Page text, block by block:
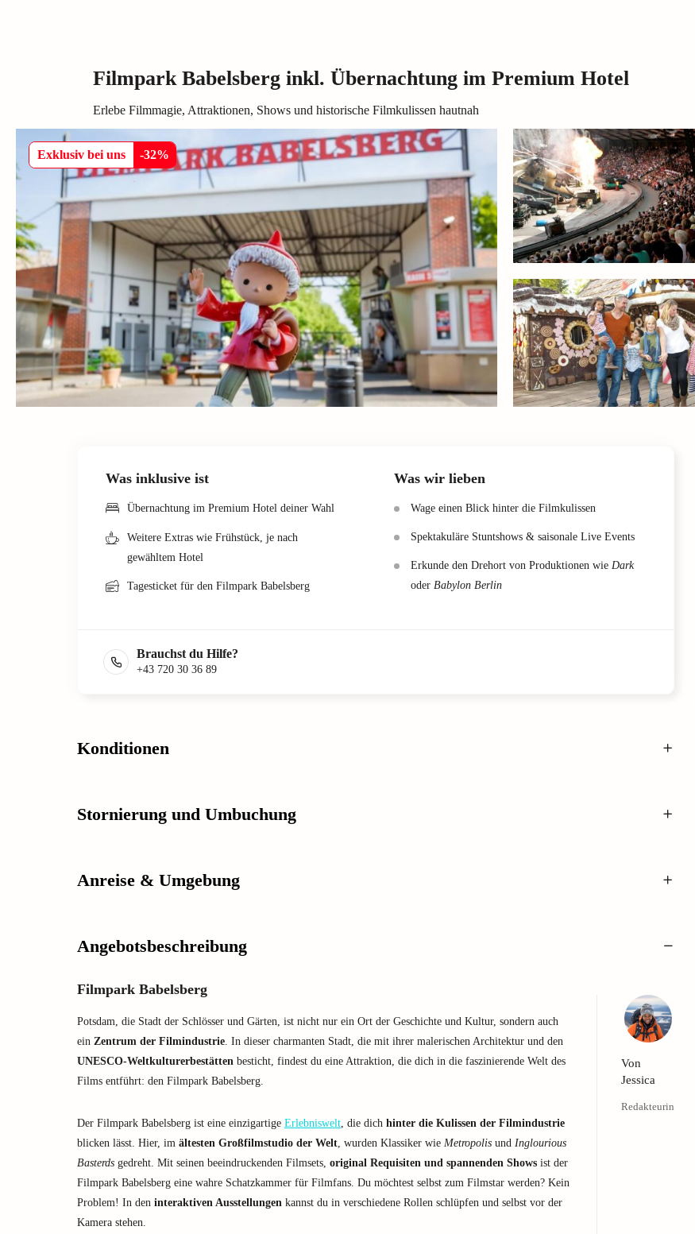
Filmpark Babelsberg inkl. Übernachtung im Premium Hotel
Erlebe Filmmagie, Attraktionen, Shows und historische Filmkulissen hautnah
Exklusiv bei uns -32%
Was inklusive ist
Übernachtung im Premium Hotel deiner Wahl
Weitere Extras wie Frühstück, je nach
gewähltem Hotel
Tagesticket für den Filmpark Babelsberg
Was wir lieben
Wage einen Blick hinter die Filmkulissen
Spektakuläre Stuntshows & saisonale Live Events
Erkunde den Drehort von Produktionen wie Dark
oder Babylon Berlin
Brauchst du Hilfe?
+43 720 30 36 89
Konditionen
Stornierung und Umbuchung
Anreise & Umgebung
Angebotsbeschreibung
Filmpark Babelsberg
Potsdam, die Stadt der Schlösser und Gärten, ist nicht nur ein Ort der Geschichte und Kultur, sondern auch
ein Zentrum der Filmindustrie. In dieser charmanten Stadt, die mit ihrer malerischen Architektur und den
UNESCO-Weltkulturerbestätten besticht, findest du eine Attraktion, die dich in die faszinierende Welt des
Films entführt: den Filmpark Babelsberg.
Der Filmpark Babelsberg ist eine einzigartige Erlebniswelt, die dich hinter die Kulissen der Filmindustrie
blicken lässt. Hier, im ältesten Großfilmstudio der Welt, wurden Klassiker wie Metropolis und Inglourious
Basterds gedreht. Mit seinen beeindruckenden Filmsets, original Requisiten und spannenden Shows ist der
Filmpark Babelsberg eine wahre Schatzkammer für Filmfans. Du möchtest selbst zum Filmstar werden? Kein
Problem! In den interaktiven Ausstellungen kannst du in verschiedene Rollen schlüpfen und selbst vor der
Kamera stehen.
Von
Jessica
Redakteurin